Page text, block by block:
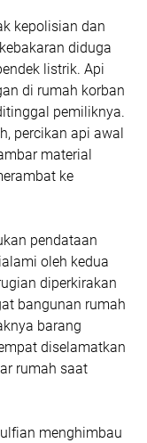
kepolisian dan
diduga
listrik. Api
di rumah korban
pemiliknya.
percikan api awal
material
ke
pendataan
oleh kedua
diperkirakan
bangunan rumah
barang
diselamatkan
rumah saat
menghimbau